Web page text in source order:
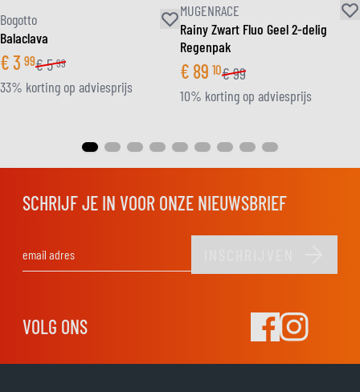
Bogotto
Balaclava
€3 99€5 99
33% korting op adviesprijs
MUGENRACE
Rainy Zwart Fluo Geel 2-delig
Regenpak
€ 89 10€99
10% korting op adviesprijs
SCHRIJF JE IN VOOR ONZE NIEUWSBRIEF
VOLG ONS